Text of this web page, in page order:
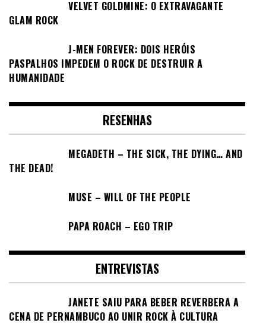
VELVET GOLDMINE: O EXTRAVAGANTE
GLAM ROCK
J-MEN FOREVER: DOIS HERÓIS
PASPALHOS IMPEDEM O ROCK DE DESTRUIR A
HUMANIDADE
RESENHAS
MEGADETH – THE SICK, THE DYING… AND
THE DEAD!
MUSE – WILL OF THE PEOPLE
PAPA ROACH – EGO TRIP
ENTREVISTAS
JANETE SAIU PARA BEBER REVERBERA A
CENA DE PERNAMBUCO AO UNIR ROCK À CULTURA